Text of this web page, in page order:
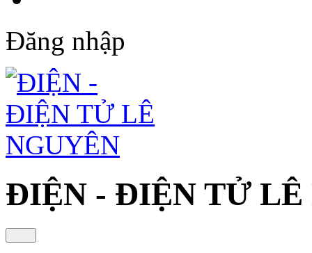
Đăng nhập
ĐIỆN - ĐIỆN TỬ LÊ